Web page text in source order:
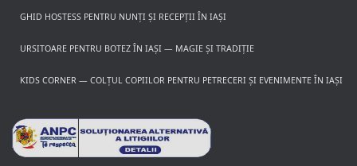
GHID HOSTESS PENTRU NUNȚI ȘI RECEPȚII ÎN IAȘI
URSITOARE PENTRU BOTEZ ÎN IAȘI — MAGIE ȘI TRADIȚIE
KIDS CORNER — COLȚUL COPIILOR PENTRU PETRECERI ȘI EVENIMENTE ÎN IAȘI